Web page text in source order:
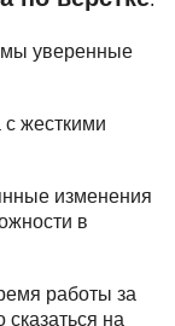
уверенные
с жесткими
изменения
в
работы за
на